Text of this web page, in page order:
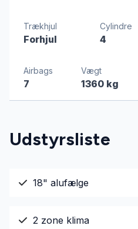
Trækhjul
Forhjul
Cylindre
4
Airbags
7
Vægt
1360 kg
Udstyrsliste
18" alufælge
2 zone klima